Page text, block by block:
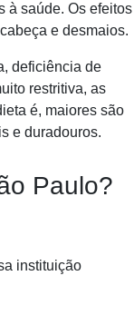
à saúde. Os efeitos
e desmaios.
deficiência de
restritiva, as
é, maiores são
e duradouros.
Paulo?
instituição